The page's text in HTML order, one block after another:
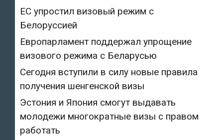
ЕС упростил визовый режим с
Белоруссией
Европарламент поддержал упрощение
визового режима с Беларусью
Сегодня вступили в силу новые правила
получения шенгенской визы
Эстония и Япония смогут выдавать
молодежи многократные визы с правом
работать